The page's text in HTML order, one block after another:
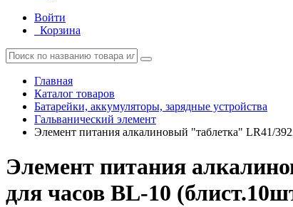
Войти
Корзина
Главная
Каталог товаров
Батарейки, аккумуляторы, зарядные устройства
Гальванический элемент
Элемент питания алкалиновый "таблетка" LR41/
Элемент питания
для часов BL-10